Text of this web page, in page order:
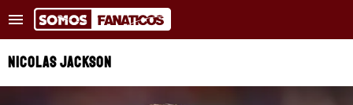
Tendências: Vinicius Júnior supera marca
NOTÍCIAS RECENTES
NICOLAS JACKSON